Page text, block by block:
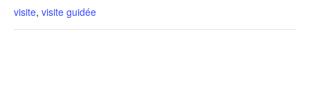
visite, visite guidée